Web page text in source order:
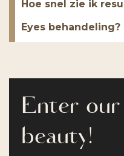
Hoe snel zie ik
Eyes behandeling?
Enter
beauty!